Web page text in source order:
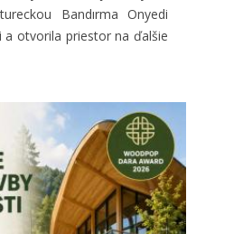
Bandırma Onyedi
a otvorila priestor na ďalšie